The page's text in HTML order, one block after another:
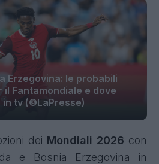
Erzegovina: le probabili
Fantamondiale e dove
in tv (©LaPresse)
dei Mondiali 2026 con
e Bosnia Erzegovina in